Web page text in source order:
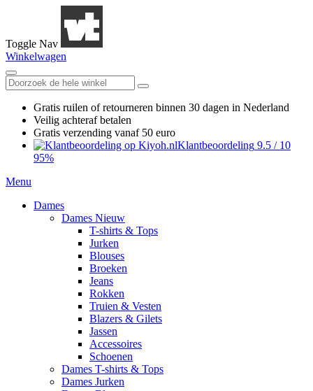
Toggle Nav
Winkelwagen
Gratis ruilen of retourneren binnen 30 dagen in Nederland
Veilig achteraf betalen
Gratis verzending vanaf 50 euro
Klantbeoordeling 9.5 / 10
95%
Menu
Dames
Dames Nieuw
T-shirts & Tops
Jurken
Blouses
Broeken
Jeans
Rokken
Truien & Vesten
Blazers & Gilets
Jassen
Accessoires
Schoenen
Dames T-shirts & Tops
Dames Jurken